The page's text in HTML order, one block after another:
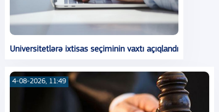
Universitetlərə ixtisas seçiminin vaxtı açıqlandı
4-08-2026, 11:49